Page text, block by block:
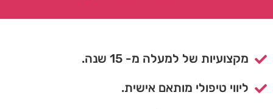
מקצועיות של למעלה מ- 15 שנה.
ליווי טיפולי מותאם אישית.